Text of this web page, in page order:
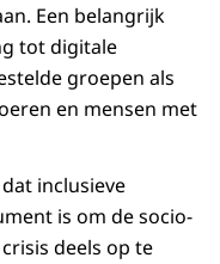
Een belangrijk
tot digitale
groepen als
en mensen met
inclusieve
is om de socio-
deels op te